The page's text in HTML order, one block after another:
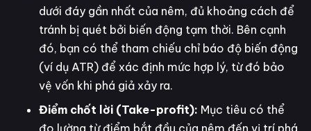
dưới đáy gần nhất của nêm, đủ khoảng cách để
tránh bị quét bởi biến động tạm thời. Bên cạnh
đó, bạn có thể tham chiếu chỉ báo độ biến động
(ví dụ ATR) để xác định mức hợp lý, từ đó bảo
vệ vốn khi phá giả xảy ra.
Điểm chốt lời (Take-profit): Mục tiêu có thể
đo lường từ điểm bắt đầu của nêm đến vị trí phá